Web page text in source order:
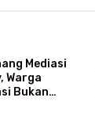
Mediasi
Warga
Bukan